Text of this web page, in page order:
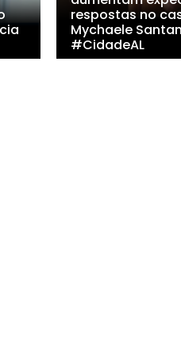
respostas no
Mychaele
#CidadeAL